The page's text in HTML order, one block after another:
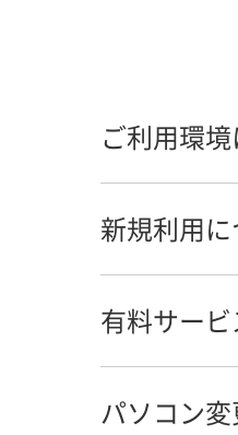
ご利用環境
スマ
常に
パス
新規利用に
コグ
「利
有料サービ
【有
パソコン変